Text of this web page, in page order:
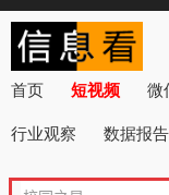
首页 短视频 微
行业观察
数据报告